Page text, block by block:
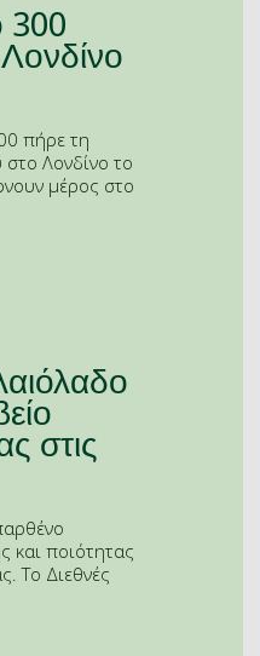
300
πήρε τη
Λονδίνο το
μέρος στο
στις
και ποιότητας
Το Διεθνές